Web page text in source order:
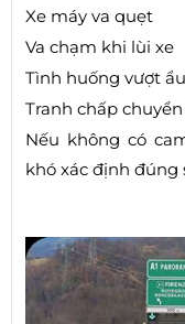
Xe máy va quẹt
Va chạm khi lùi xe
Tình huống vượt ẩu
Tranh chấp
Nếu không có
khó xác định đúng